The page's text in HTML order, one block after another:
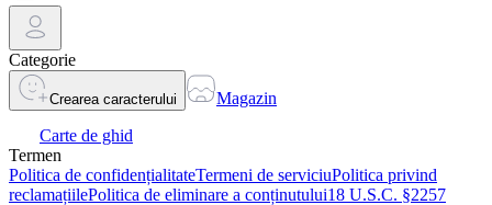
Categorie
Crearea caracterului
Magazin
Carte de ghid
Termen
Politica de confidențialitateTermeni de serviciuPolitica privind
reclamațiilePolitica de eliminare a conținutului18 U.S.C. §2257